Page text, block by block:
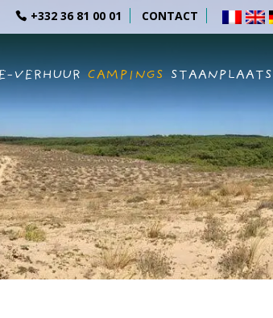
+332 36 81 00 01 CONTACT
VERHUUR CAMPINGS STAANPLAATS